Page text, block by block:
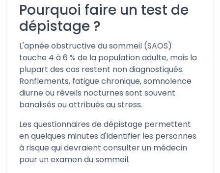
Pourquoi faire un test de
dépistage ?
L'apnée obstructive du sommeil (SAOS)
touche 4 à 6 % de la population adulte, mais la
plupart des cas restent non diagnostiqués.
Ronflements, fatigue chronique, somnolence
diurne ou réveils nocturnes sont souvent
banalisés ou attribués au stress.
Les questionnaires de dépistage permettent
en quelques minutes d'identifier les personnes
à risque qui devraient consulter un médecin
pour un examen du sommeil.